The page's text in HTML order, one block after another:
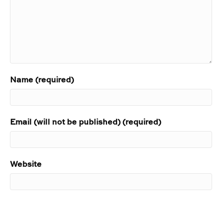
Name (required)
Email (will not be published) (required)
Website